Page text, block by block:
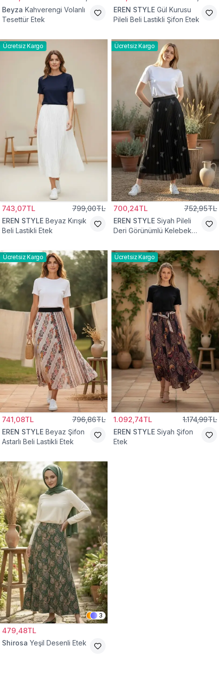
Beyza Kahverengi Volanlı
Tesettür Etek
EREN STYLE Gül Kurusu
Pileli Beli Lastikli Şifon Etek
Ücretsiz Kargo
743,07TL 799,00TL
EREN STYLE Beyaz Kırışık
Beli Lastikli Etek
Ücretsiz Kargo
700,24TL 752,95TL
EREN STYLE Siyah Pileli
Deri Görünümlü Kelebek
Viskon Etek
Ücretsiz Kargo
741,08TL 796,86TL
EREN STYLE Beyaz Şifon
Astarlı Beli Lastikli Etek
Ücretsiz Kargo
1.092,74TL 1.174,99TL
EREN STYLE Siyah Şifon
Etek
3
479,48TL
Shirosa Yeşil Desenli Etek